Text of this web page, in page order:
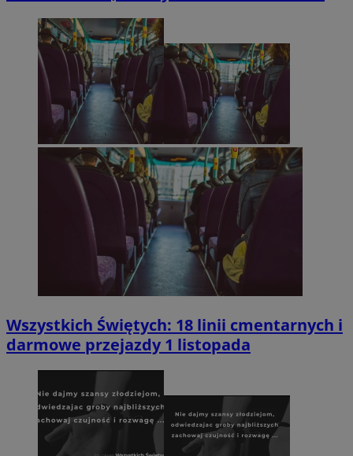
Wszystkich Świętych: 18 linii cmentarnych i
darmowe przejazdy 1 listopada